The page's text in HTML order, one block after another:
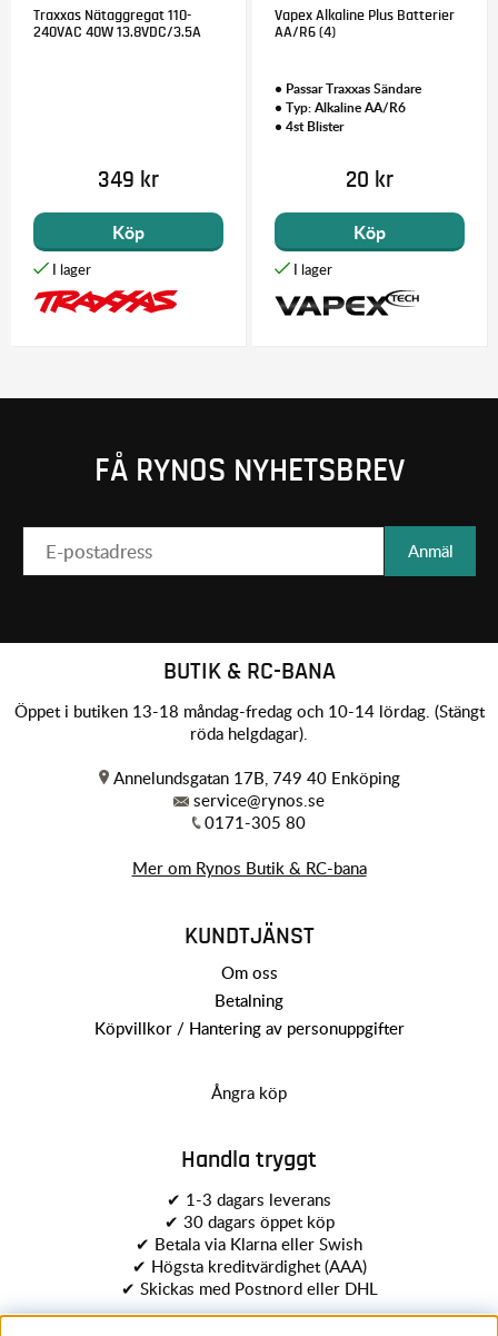
Traxxas Nätaggregat 110-
240VAC 40W 13.8VDC/3.5A
349 kr
Köp
Vapex Alkaline Plus Batterier
AA/R6 (4)
• Passar Traxxas Sändare
• Typ: Alkaline AA/R6
• 4st Blister
20 kr
Köp
FÅ RYNOS NYHETSBREV
Anmäl
BUTIK & RC-BANA
Öppet i butiken 13-18 måndag-fredag och 10-14 lördag. (Stängt
röda helgdagar).
Annelundsgatan 17B, 749 40 Enköping
service@rynos.se
0171-305 80
Mer om Rynos Butik & RC-bana
KUNDTJÄNST
Om oss
Betalning
Köpvillkor / Hantering av personuppgifter
Ångra köp
Handla tryggt
✔ 1-3 dagars leverans
✔ 30 dagars öppet köp
✔ Betala via Klarna eller Swish
✔ Högsta kreditvärdighet (AAA)
✔ Skickas med Postnord eller DHL